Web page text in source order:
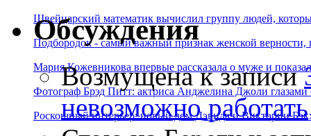
Швейцарский математик вычислил группу людей,
Подбородок - самый важный признак женской
Мария Кожевникова впервые рассказала о муже и
Фотограф Брэд Питт: актриса Анджелина Джоли глазами
Роскошный интерьер: новый дом Дэвида и Виктории
Обсуждения
Возмущенак записи
невозможно работать